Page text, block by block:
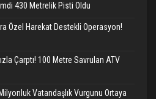
430 Metrelik Pisti Oldu
Özel Harekat Destekli Operasyon!
Çarptı! 100 Metre Savrulan ATV
Vatandaşlık Vurgunu Ortaya